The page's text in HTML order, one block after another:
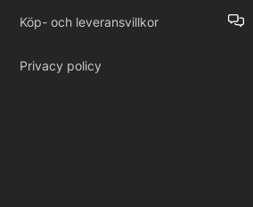
Köp- och leveransvillkor
Privacy policy